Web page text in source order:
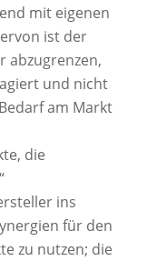
mit eigenen
ist der
abzugrenzen,
und nicht
am Markt
die
ins
für den
zu nutzen; die